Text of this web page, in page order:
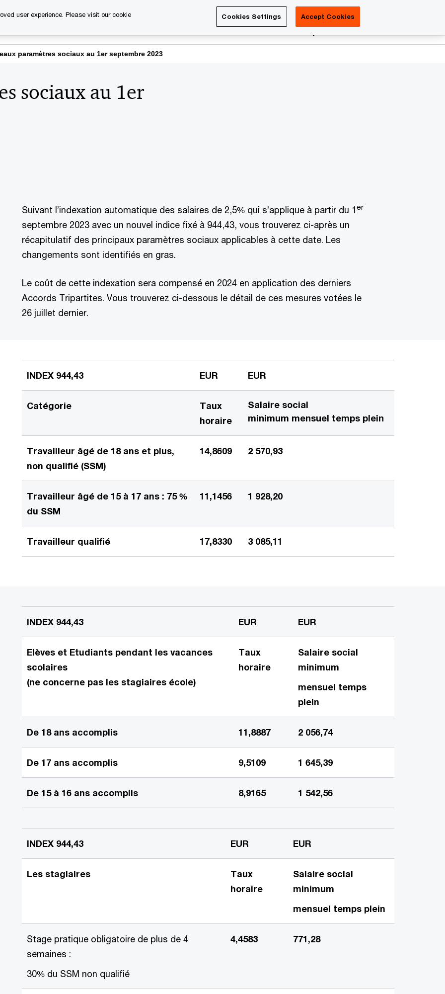
PwC Careers PwC Academy More
paramètres sociaux au 1er septembre 2023
sociaux au 1er
Suivant l’indexation automatique des salaires de 2,5% qui s’applique à partir du 1er
septembre 2023 avec un nouvel indice fixé à 944,43, vous trouverez ci-après un
récapitulatif des principaux paramètres sociaux applicables à cette date. Les
changements sont identifiés en gras.
Le coût de cette indexation sera compensé en 2024 en application des derniers
Accords Tripartites. Vous trouverez ci-dessous le détail de ces mesures votées le
26 juillet dernier.
INDEX 944,43 EUR EUR
Catégorie
Taux
horaire
Salaire social
minimum mensuel temps plein
Travailleur âgé de 18 ans et plus,
non qualifié (SSM)
14,8609 2 570,93
Travailleur âgé de 15 à 17 ans : 75 %
du SSM
11,1456 1 928,20
Travailleur qualifié 17,8330 3 085,11
INDEX 944,43 EUR EUR
Elèves et Etudiants pendant les vacances
scolaires
(ne concerne pas les stagiaires école)
Taux
horaire
Salaire social
minimum
mensuel temps
plein
De 18 ans accomplis 11,8887 2 056,74
De 17 ans accomplis 9,5109 1 645,39
De 15 à 16 ans accomplis 8,9165 1 542,56
INDEX 944,43 EUR EUR
Les stagiaires
Taux
horaire
Salaire social
minimum
mensuel temps plein
Stage pratique obligatoire de plus de 4
semaines :
30% du SSM non qualifié
4,4583 771,28
user experience. Please visit our cookie
Cookies Settings Accept Cookies